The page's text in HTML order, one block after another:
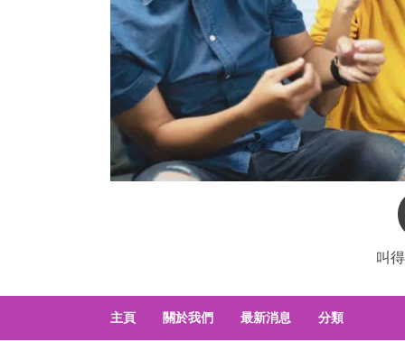
叫
主頁 關於我們 最新消息 分類